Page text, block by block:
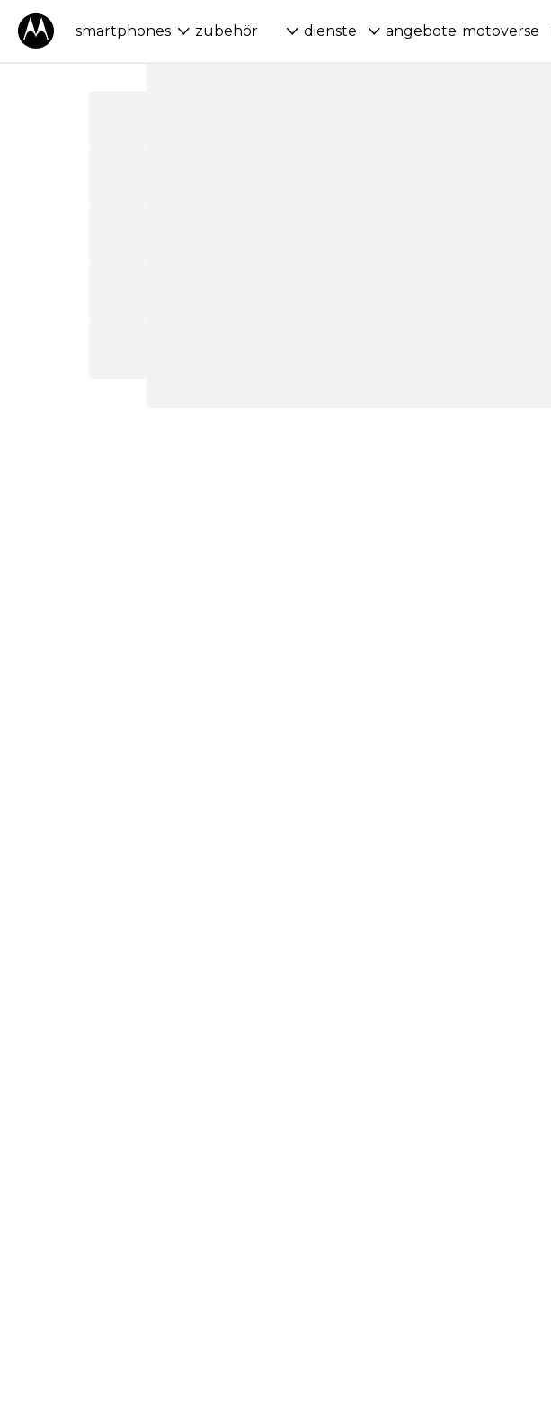
smartphones zubehör dienste angebote motoverse